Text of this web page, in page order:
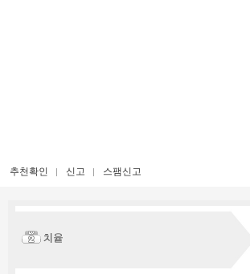
추천확인 신고 스팸신고
치윹